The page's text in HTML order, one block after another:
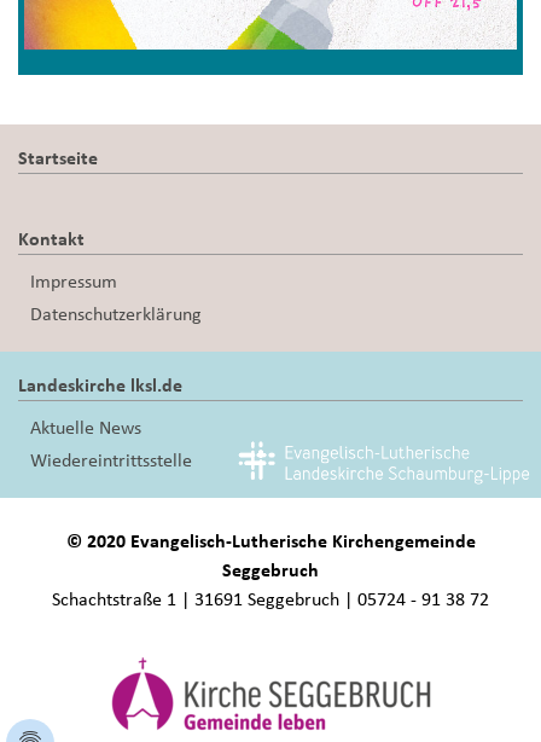
Startseite
Kontakt
Impressum
Datenschutzerklärung
Landeskirche lksl.de
Aktuelle News
Wiedereintrittsstelle
© 2020 Evangelisch-Lutherische Kirchengemeinde
Seggebruch
Schachtstraße 1 | 31691 Seggebruch | 05724 - 91 38 72